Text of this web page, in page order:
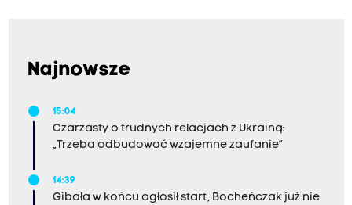
Najnowsze
15:04
Czarzasty o trudnych relacjach z Ukrainą:
„Trzeba odbudować wzajemne zaufanie”
14:39
Gibała w końcu ogłosił start, Bocheńczak już nie